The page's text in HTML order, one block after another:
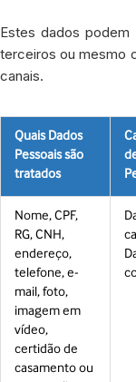
Estes dados
terceiros ou mesmo
canais.
Quais Dados
Pessoais são
tratados
Nome, CPF,
RG, CNH,
endereço,
telefone, e-
mail, foto,
imagem em
vídeo,
certidão de
casamento ou